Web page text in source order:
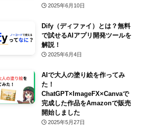
2025年6月10日
Dify（ディファイ）とは？無料
で試せるAIアプリ開発ツールを
解説！
2025年6月4日
AIで大人の塗り絵を作ってみ
た！
ChatGPT×ImageFX×Canvaで
完成した作品をAmazonで販売
開始しました
2025年5月27日